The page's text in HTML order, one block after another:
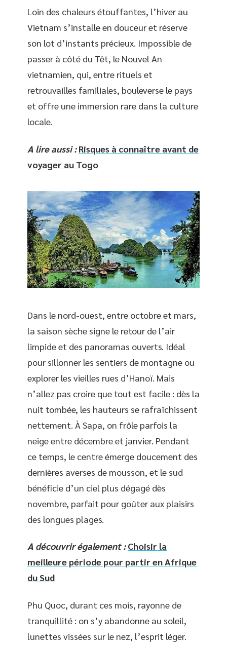
Loin des chaleurs étouffantes, l’hiver au
Vietnam s’installe en douceur et réserve
son lot d’instants précieux. Impossible de
passer à côté du Têt, le Nouvel An
vietnamien, qui, entre rituels et
retrouvailles familiales, bouleverse le pays
et offre une immersion rare dans la culture
locale.
A lire aussi : Risques à connaître avant de
voyager au Togo
Dans le nord-ouest, entre octobre et mars,
la saison sèche signe le retour de l’air
limpide et des panoramas ouverts. Idéal
pour sillonner les sentiers de montagne ou
explorer les vieilles rues d’Hanoï. Mais
n’allez pas croire que tout est facile : dès la
nuit tombée, les hauteurs se rafraîchissent
nettement. À Sapa, on frôle parfois la
neige entre décembre et janvier. Pendant
ce temps, le centre émerge doucement des
dernières averses de mousson, et le sud
bénéficie d’un ciel plus dégagé dès
novembre, parfait pour goûter aux plaisirs
des longues plages.
A découvrir également : Choisir la
meilleure période pour partir en Afrique
du Sud
Phu Quoc, durant ces mois, rayonne de
tranquillité : on s’y abandonne au soleil,
lunettes vissées sur le nez, l’esprit léger.